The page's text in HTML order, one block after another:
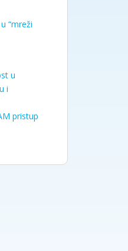
“mreži
u
i
pristup